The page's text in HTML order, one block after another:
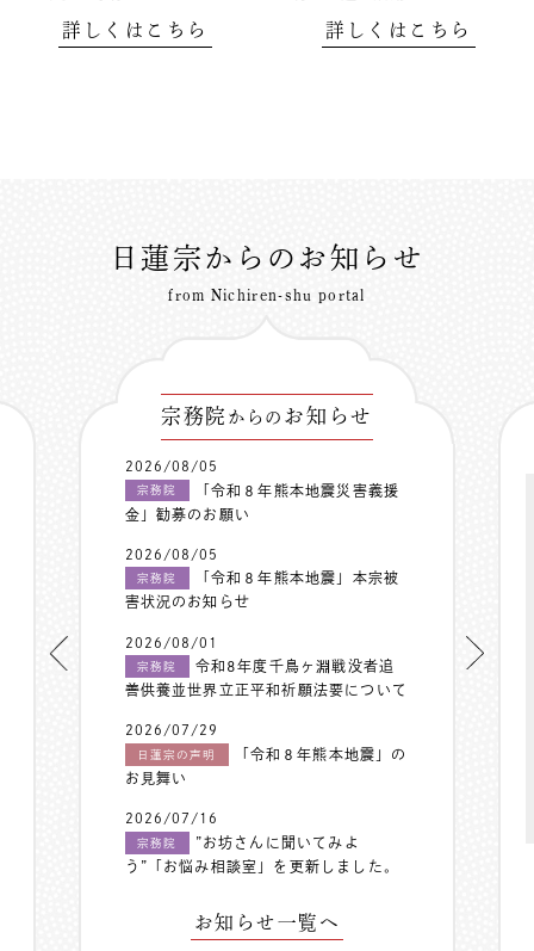
詳しくはこちら 詳しくはこちら
日蓮宗からのお知らせ
from Nichiren-shu portal
宗務院 からの お知らせ
2026/08/05
宗務院
「令和８年熊本地震災害義援
金」勧募のお願い
2026/08/05
宗務院
「令和８年熊本地震」本宗被
害状況のお知らせ
2026/08/01
宗務院
令和8年度千鳥ヶ淵戦没者追
善供養並世界立正平和祈願法要について
2026/07/29
日蓮宗の声明
「令和８年熊本地震」の
お見舞い
2026/07/16
宗務院
”お坊さんに聞いてみよ
う”「お悩み相談室」を更新しました。
お知らせ一覧へ